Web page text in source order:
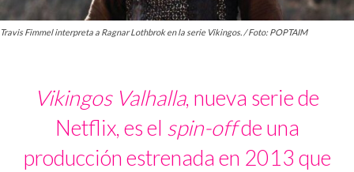
Travis Fimmel interpreta a Ragnar Lothbrok en la serie Vikingos. / Foto: POPTAIM
Vikingos Valhalla, nueva serie de
Netflix, es el spin-offde una
producción estrenada en 2013 que